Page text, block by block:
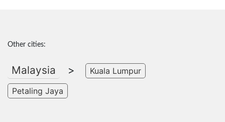
Other cities:
Malaysia >
Kuala Lumpur
Petaling Jaya